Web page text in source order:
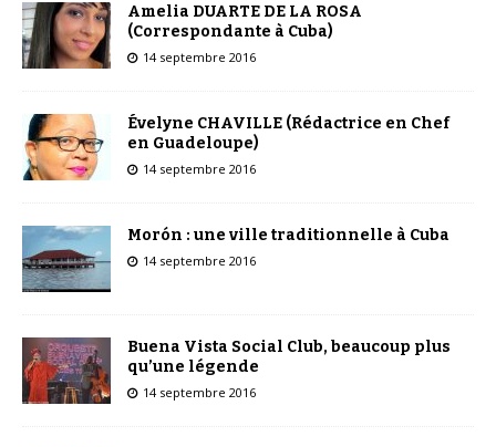
Amelia DUARTE DE LA ROSA
(Correspondante à Cuba)
14 septembre 2016
Évelyne CHAVILLE (Rédactrice en Chef
en Guadeloupe)
14 septembre 2016
Morón : une ville traditionnelle à Cuba
14 septembre 2016
Buena Vista Social Club, beaucoup plus
qu’une légende
14 septembre 2016